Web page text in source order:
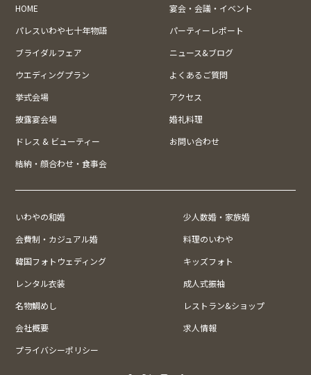
HOME
宴会・会議・イベント
パレスいわや七十年物語
パーティーレポート
ブライダルフェア
ニュース&ブログ
ウエディングプラン
よくあるご質問
挙式会場
アクセス
披露宴会場
婚礼料理
ドレス & ビューティー
お問い合わせ
結納・顔合わせ・食事会
いわやの和婚
少人数婚・家族婚
会費制・カジュアル婚
料理のいわや
韓国フォトウェディング
キッズフォト
レンタル衣装
成人式振袖
名物鯛めし
レストラン&ショップ
会社概要
求人情報
プライバシーポリシー